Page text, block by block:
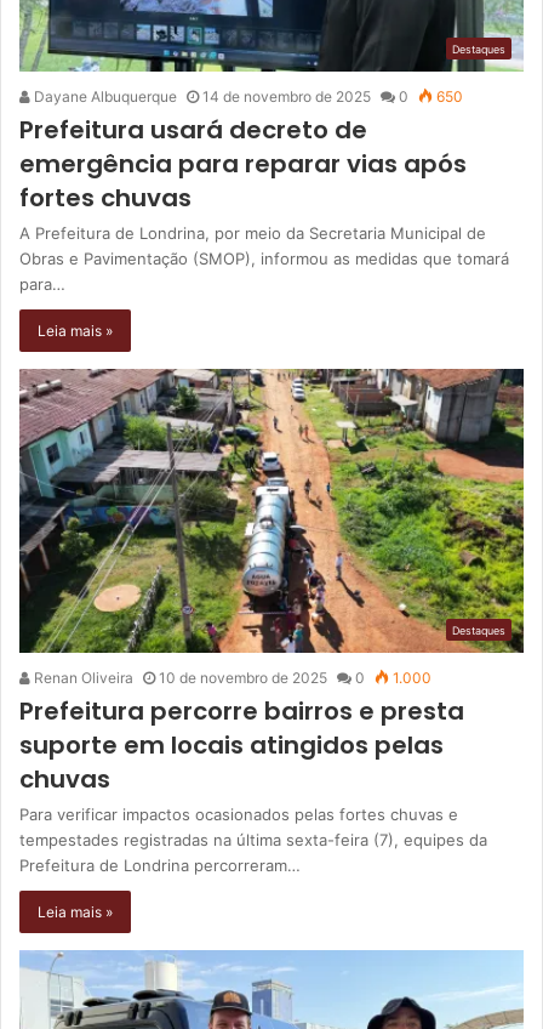
Destaques
Dayane Albuquerque 14 de novembro de 2025 0 650
Prefeitura usará decreto de
emergência para reparar vias após
fortes chuvas
A Prefeitura de Londrina, por meio da Secretaria Municipal de
Obras e Pavimentação (SMOP), informou as medidas que tomará
para…
Leia mais »
Destaques
Renan Oliveira 10 de novembro de 2025 0 1.000
Prefeitura percorre bairros e presta
suporte em locais atingidos pelas
chuvas
Para verificar impactos ocasionados pelas fortes chuvas e
tempestades registradas na última sexta-feira (7), equipes da
Prefeitura de Londrina percorreram…
Leia mais »